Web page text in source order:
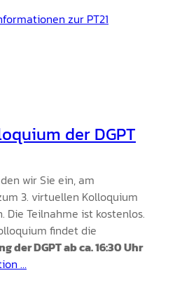
zur PT21
der DGPT
wir Sie ein, am
3. virtuellen Kolloquium
Die Teilnahme ist kostenlos.
findet die
der DGPT ab ca. 16:30 Uhr
…